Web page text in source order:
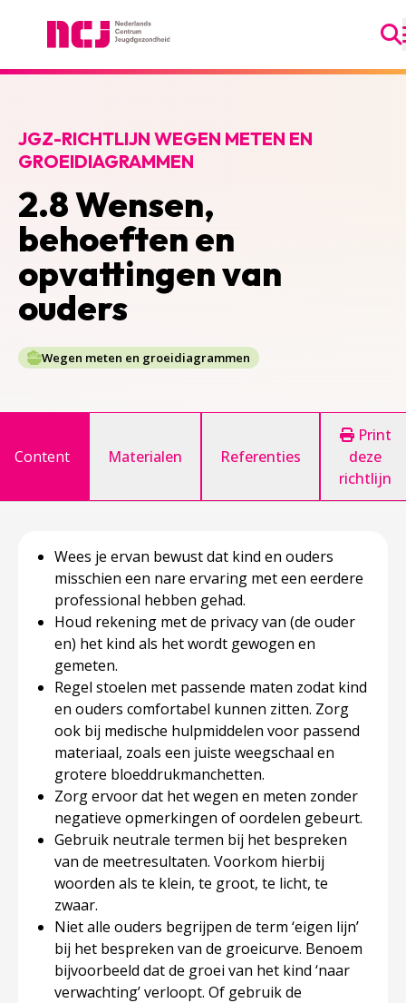
2.8 Wensen,
behoeften en
opvattingen van
ouders
JGZ-RICHTLIJN WEGEN METEN EN
GROEIDIAGRAMMEN
Wegen meten en groeidiagrammen
Content Materialen Referenties
Print
deze
richtlijn
Wees je ervan bewust dat kind en ouders
misschien een nare ervaring met een eerdere
professional hebben gehad.
Houd rekening met de privacy van (de ouder
en) het kind als het wordt gewogen en
gemeten.
Regel stoelen met passende maten zodat kind
en ouders comfortabel kunnen zitten. Zorg
ook bij medische hulpmiddelen voor passend
materiaal, zoals een juiste weegschaal en
grotere bloeddrukmanchetten.
Zorg ervoor dat het wegen en meten zonder
negatieve opmerkingen of oordelen gebeurt.
Gebruik neutrale termen bij het bespreken
van de meetresultaten. Voorkom hierbij
woorden als te klein, te groot, te licht, te
zwaar.
Niet alle ouders begrijpen de term ‘eigen lijn’
bij het bespreken van de groeicurve. Benoem
bijvoorbeeld dat de groei van het kind ‘naar
verwachting’ verloopt. Of gebruik de